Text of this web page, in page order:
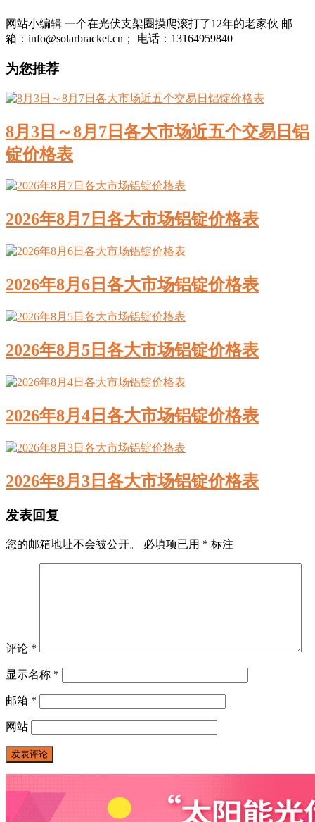
网站小编辑 一个在光伏支架圈摸爬滚打了12年的老家伙 邮
箱：info@solarbracket.cn； 电话：13164959840
为您推荐
8月3日～8月7日各大市场近五个交易日铝
锭价格表
2026年8月7日各大市场铝锭价格表
2026年8月6日各大市场铝锭价格表
2026年8月5日各大市场铝锭价格表
2026年8月4日各大市场铝锭价格表
2026年8月3日各大市场铝锭价格表
发表回复
您的邮箱地址不会被公开。 必填项已用 * 标注
评论 *
显示名称 *
邮箱 *
网站